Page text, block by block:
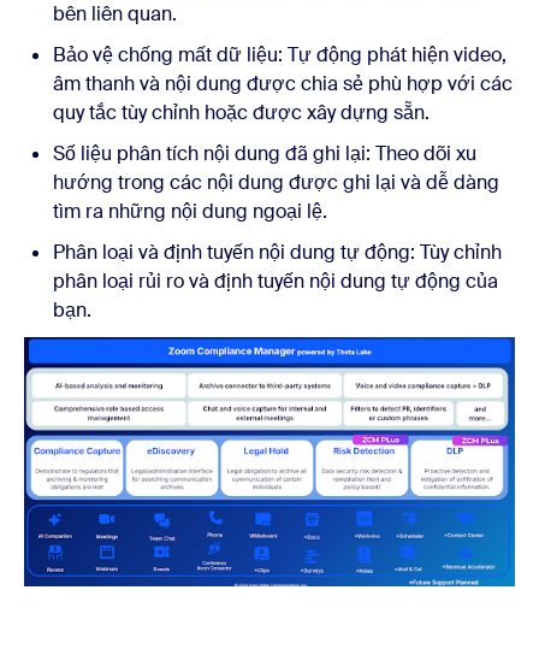
bên liên quan.
Bảo vệ chống mất dữ liệu: Tự động phát hiện video,
âm thanh và nội dung được chia sẻ phù hợp với các
quy tắc tùy chỉnh hoặc được xây dựng sẵn.
Số liệu phân tích nội dung đã ghi lại: Theo dõi xu
hướng trong các nội dung được ghi lại và dễ dàng
tìm ra những nội dung ngoại lệ.
Phân loại và định tuyến nội dung tự động: Tùy chỉnh
phân loại rủi ro và định tuyến nội dung tự động của
bạn.